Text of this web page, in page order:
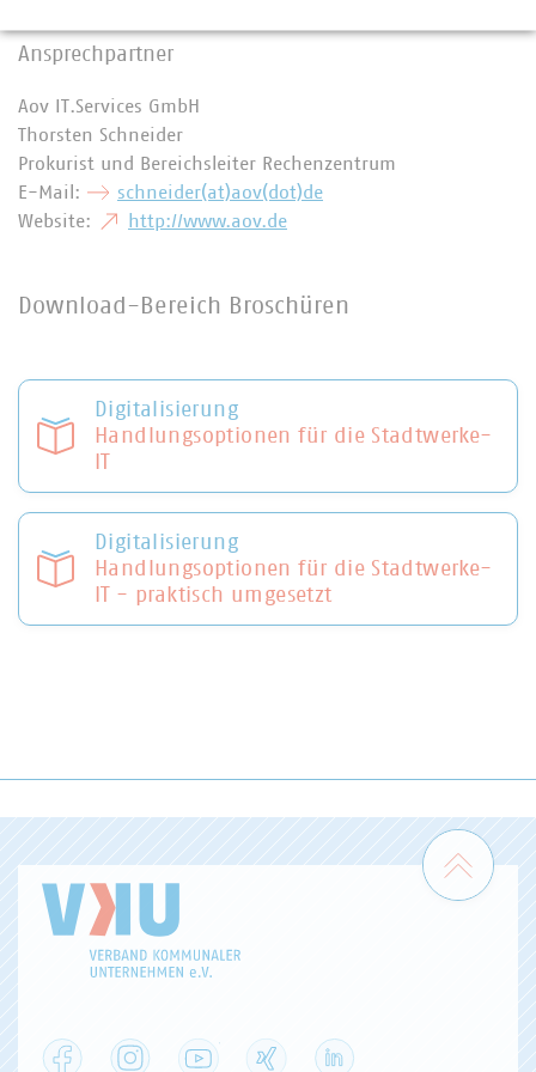
Ansprechpartner
Aov IT.Services GmbH
Thorsten Schneider
Prokurist und Bereichsleiter Rechenzentrum
E-Mail:
schneider(at)aov(dot)de
Website:
http://www.aov.de
Download-Bereich Broschüren
Digitalisierung
Handlungsoptionen für die Stadtwerke-
Digitalisierung
Handlungsoptionen für die Stadtwerke-
IT - praktisch umgesetzt
Zum
Facebook Instagram YouTube